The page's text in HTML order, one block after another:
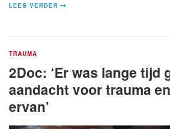
LEES VERDER
TRAUMA
2Doc: ‘Er was lange tijd
aandacht voor trauma
ervan’